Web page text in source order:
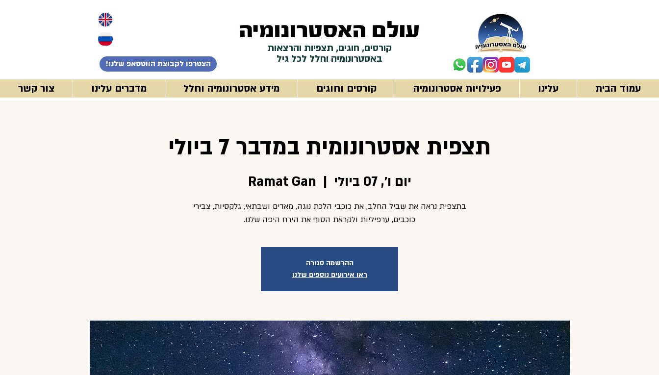
!הצטרפו לקבוצת הווטסאפ שלנו
קורסים, חוגים, תצפיות והרצאות
באסטרונומיה וחלל לכל גיל
עמוד הבית עלינו פעילויות אסטרונומיה קורסים וחוגים מידע אסטרונומיה וחלל מדברים עלינו צור קשר
תצפית אסטרונומית במדבר 7 ביולי
יום ו׳, 07 ביולי
  |
Ramat Gan
בתצפית נראה את שביל החלב, את כוכבי הלכת נוגה, מאדים ושבתאי, גלקסיות, צבירי
כוכבים, ערפיליות ולקראת הסוף את הירח היפה שלנו.
ההרשמה סגורה
ראו אירועים נוספים שלנו